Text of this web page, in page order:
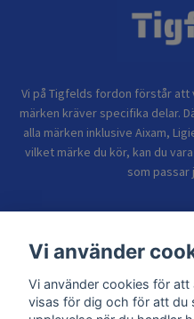
Vi på Tigfelds fordon förstår att
märken kräver specifika delar.
alla märken inklusive Aixam,
vilket märke du kör, kan du
som passar
Sidor
Vi använder
Vi använder cookies för att
visas för dig och för att du